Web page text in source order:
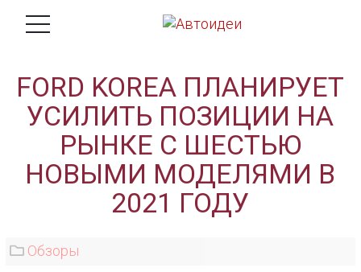
FORD KOREA ПЛАНИРУЕТ
УСИЛИТЬ ПОЗИЦИИ НА
РЫНКЕ С ШЕСТЬЮ
НОВЫМИ МОДЕЛЯМИ В
2021 ГОДУ
Обзоры